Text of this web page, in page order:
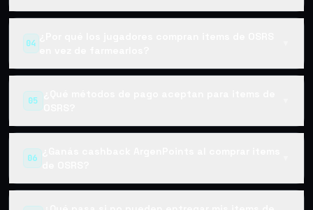
04
¿Por qué los jugadores compran items de OSRS
en vez de farmearlos?
05
¿Qué métodos de pago aceptan para items de
OSRS?
06
¿Ganás cashback ArgenPoints al comprar items
de OSRS?